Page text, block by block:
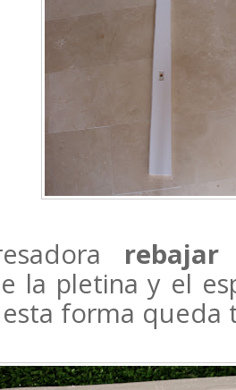
la pletina y el
forma queda